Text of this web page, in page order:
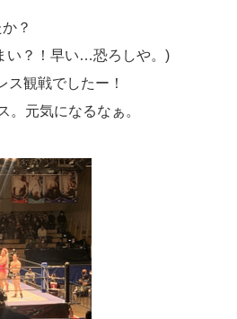
？
い？！早い…恐ろしや。)
ス観戦でしたー！
。元気になるなぁ。